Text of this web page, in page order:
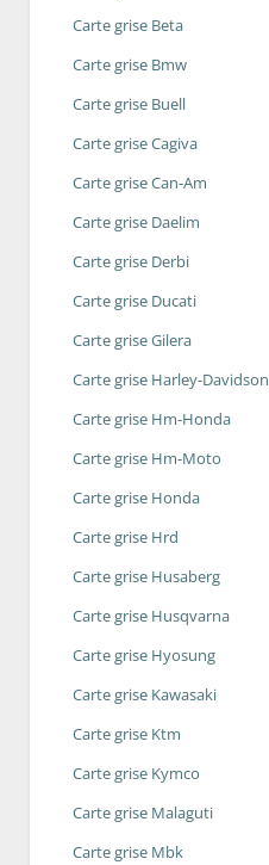
Carte grise Beta
Carte grise Bmw
Carte grise Buell
Carte grise Cagiva
Carte grise Can-Am
Carte grise Daelim
Carte grise Derbi
Carte grise Ducati
Carte grise Gilera
Carte grise Harley-Davidson
Carte grise Hm-Honda
Carte grise Hm-Moto
Carte grise Honda
Carte grise Hrd
Carte grise Husaberg
Carte grise Husqvarna
Carte grise Hyosung
Carte grise Kawasaki
Carte grise Ktm
Carte grise Kymco
Carte grise Malaguti
Carte grise Mbk